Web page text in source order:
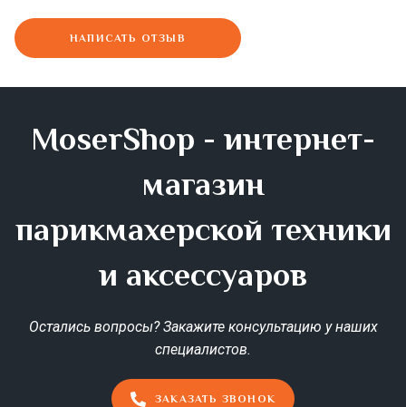
НАПИСАТЬ ОТЗЫВ
MoserShop - интернет-
магазин
парикмахерской техники
и аксессуаров
Остались вопросы? Закажите консультацию у наших
специалистов.
ЗАКАЗАТЬ ЗВОНОК